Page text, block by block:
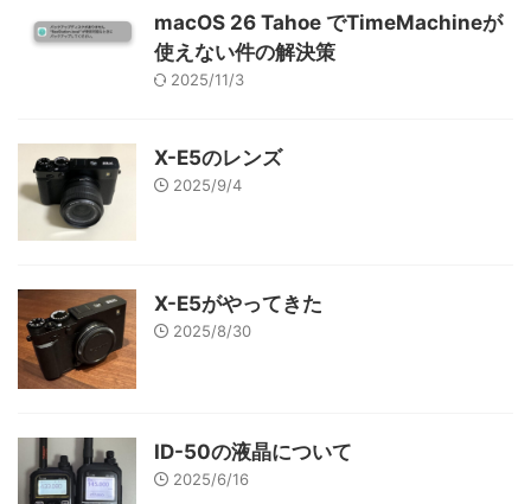
macOS 26 Tahoe でTimeMachineが
使えない件の解決策
2025/11/3
X-E5のレンズ
2025/9/4
X-E5がやってきた
2025/8/30
ID-50の液晶について
2025/6/16